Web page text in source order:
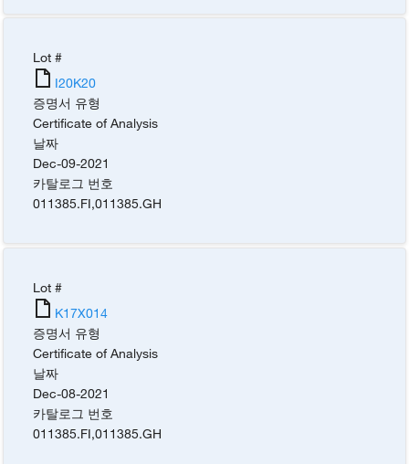
Lot #
I20K20
증명서 유형
Certificate of Analysis
날짜
Dec-09-2021
카탈로그 번호
011385.FI,011385.GH
Lot #
K17X014
증명서 유형
Certificate of Analysis
날짜
Dec-08-2021
카탈로그 번호
011385.FI,011385.GH